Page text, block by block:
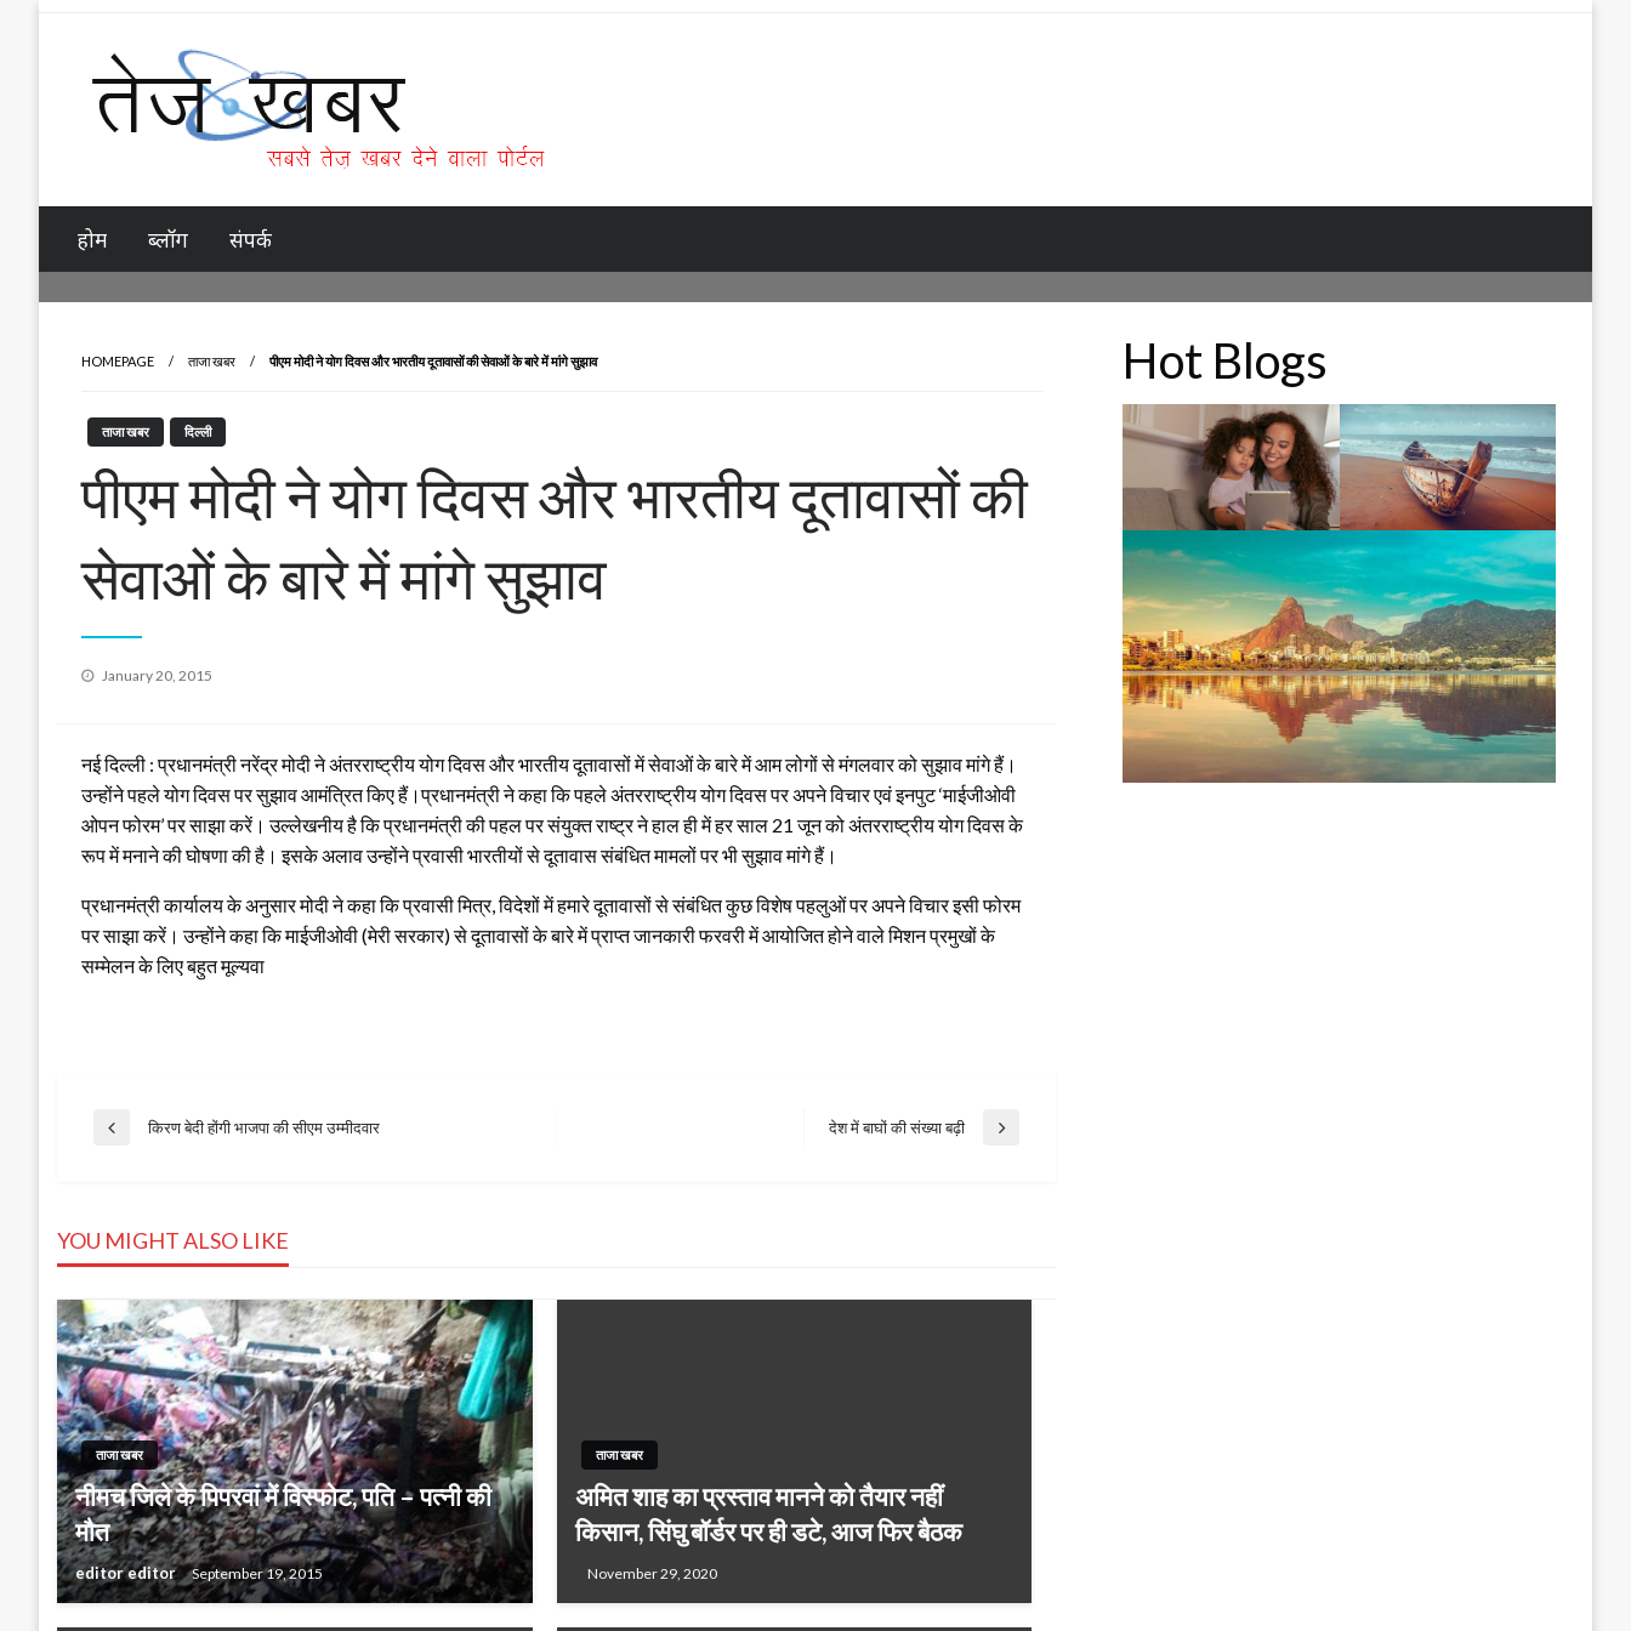
Tez Khabar
होम ब्लॉग संपर्क
HOMEPAGE ताजा खबर पीएम मोदी ने योग दिवस और भारतीय दूतावासों की सेवाओं के बारे में मांगे सुझाव
ताजा खबर दिल्ली
पीएम मोदी ने योग दिवस और भारतीय दूतावासों की
सेवाओं के बारे में मांगे सुझाव
Posted
January 20, 2015
नई दिल्ली : प्रधानमंत्री नरेंद्र मोदी ने अंतरराष्ट्रीय योग दिवस और भारतीय दूतावासों में सेवाओं के बारे में आम लोगों से मंगलवार को सुझाव मांगे हैं।
उन्होंने पहले योग दिवस पर सुझाव आमंत्रित किए हैं।प्रधानमंत्री ने कहा कि पहले अंतरराष्ट्रीय योग दिवस पर अपने विचार एवं इनपुट ‘माईजीओवी
ओपन फोरम’ पर साझा करें। उल्लेखनीय है कि प्रधानमंत्री की पहल पर संयुक्त राष्ट्र ने हाल ही में हर साल 21 जून को अंतरराष्ट्रीय योग दिवस के
रूप में मनाने की घोषणा की है। इसके अलाव उन्होंने प्रवासी भारतीयों से दूतावास संबंधित मामलों पर भी सुझाव मांगे हैं।
प्रधानमंत्री कार्यालय के अनुसार मोदी ने कहा कि प्रवासी मित्र, विदेशों में हमारे दूतावासों से संबंधित कुछ विशेष पहलुओं पर अपने विचार इसी फोरम
पर साझा करें। उन्होंने कहा कि माईजीओवी (मेरी सरकार) से दूतावासों के बारे में प्राप्त जानकारी फरवरी में आयोजित होने वाले मिशन प्रमुखों के
सम्मेलन के लिए बहुत मूल्यवा
Post
Previous
किरण बेदी होंगी भाजपा की सीएम उम्मीदवार
Next
देश में बाघों की संख्या बढ़ी
YOU MIGHT ALSO LIKE
ताजा खबर
नीमच जिले के पिपरवां में विस्‍फोट, पति – पत्‍नी की
मौत
editor editor September 19, 2015
ताजा खबर
अमित शाह का प्रस्ताव मानने को तैयार नहीं
किसान, सिंघु बॉर्डर पर ही डटे, आज फिर बैठक
November 29, 2020
Hot Blogs